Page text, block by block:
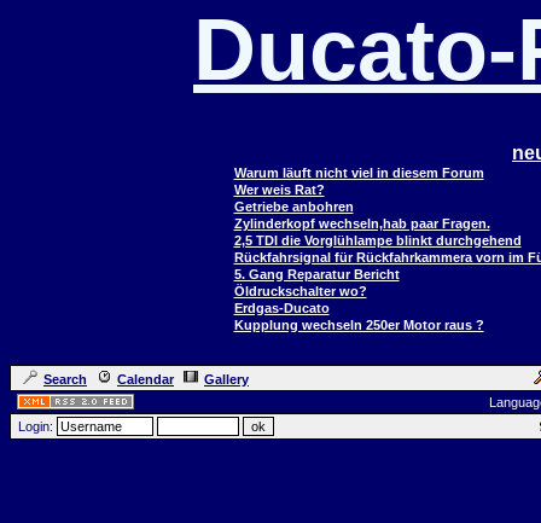
Warum läuft nicht viel in diesem Forum
Wer weis Rat?
Getriebe anbohren
Zylinderkopf wechseln,hab paar Fragen.
2,5 TDI die Vorglühlampe blinkt durchgehend
Rückfahrsignal für Rückfahrkammera vorn im
5. Gang Reparatur Bericht
Öldruckschalter wo?
Erdgas-Ducato
Kupplung wechseln 250er Motor raus ?
Search Calendar
Gallery
Login: